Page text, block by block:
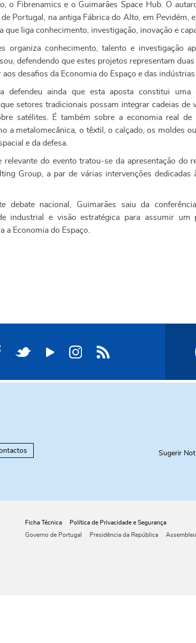
o Fibrenamics e o Guimarães Space Hub. O
Portugal, na antiga Fábrica do Alto, em Pevidém,
que liga conhecimento, investigação, inovação e
organiza conhecimento, talento e investigação
defendendo que estes projetos representam
desafios da Economia do Espaço e das indústrias
defendeu ainda que esta aposta constitui
setores tradicionais possam integrar cadeias de
satélites. É também sobre a economia real
a metalomecânica, o têxtil, o calçado, os moldes
e da defesa.
relevante do evento tratou-se da apresentação do
Group, a par de várias intervenções
debate nacional, Guimarães saiu da
industrial e visão estratégica para assumir um
a Economia do Espaço.
Sugerir
Ficha Técnica
Política de Privacidade e Segurança
Governo de Portugal
Presidência da República